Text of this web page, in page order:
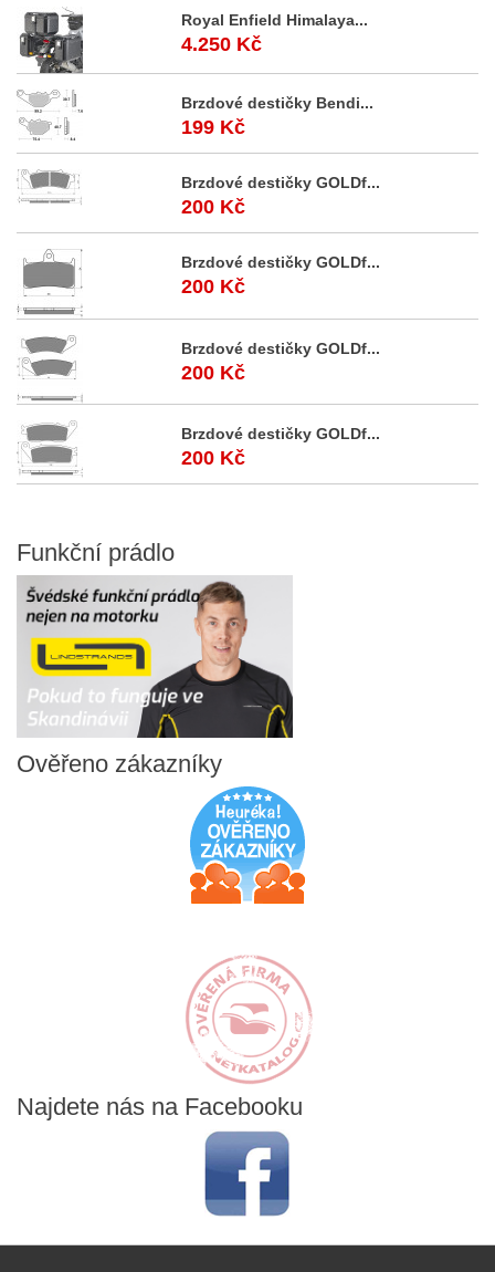
Royal Enfield Himalaya...
4.250 Kč
Brzdové destičky Bendi...
199 Kč
Brzdové destičky GOLDf...
200 Kč
Brzdové destičky GOLDf...
200 Kč
Brzdové destičky GOLDf...
200 Kč
Brzdové destičky GOLDf...
200 Kč
Funkční prádlo
Ověřeno zákazníky
Najdete nás na Facebooku